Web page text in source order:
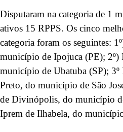
Disputaram na categoria de 1
ativos 15 RPPS. Os cinco
categoria foram os seguintes:
município de Ipojuca (PE); 2º)
município de Ubatuba (SP); 3º
Preto, do município de São
de Divinópolis, do município
Iprem de Ilhabela, do